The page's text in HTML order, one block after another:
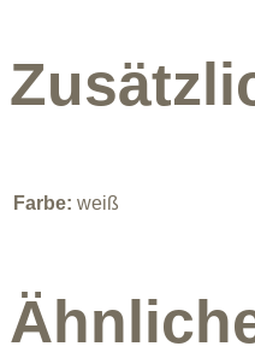
Farbe: weiß